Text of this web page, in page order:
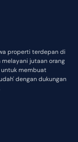
properti terdepan di
melayani jutaan orang
untuk membuat
dengan dukungan